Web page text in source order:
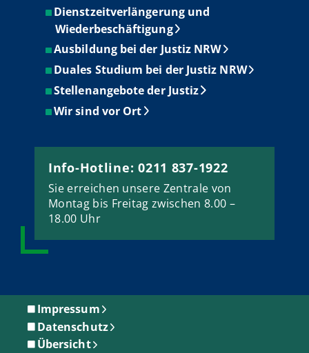
Dienstzeitverlängerung und
Wiederbeschäftigung
Ausbildung bei der Justiz NRW
Duales Studium bei der Justiz NRW
Stellenangebote der Justiz
Wir sind vor Ort
Info-Hotline: 0211 837-1922
Sie erreichen unsere Zentrale von
Montag bis Freitag zwischen 8.00 –
18.00 Uhr
Impressum
Datenschutz
Übersicht